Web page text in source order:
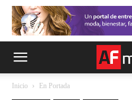
Inicio En Portada